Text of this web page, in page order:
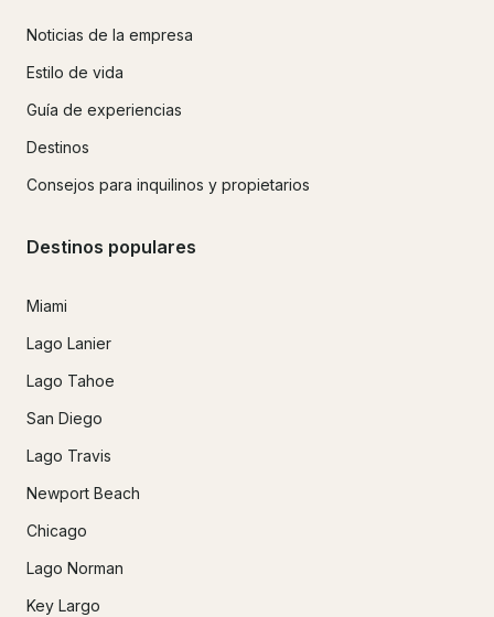
Noticias de la empresa
Estilo de vida
Guía de experiencias
Destinos
Consejos para inquilinos y propietarios
Destinos populares
Miami
Lago Lanier
Lago Tahoe
San Diego
Lago Travis
Newport Beach
Chicago
Lago Norman
Key Largo